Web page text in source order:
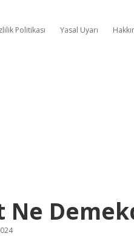
Politikası Yasal Uyarı
Ne